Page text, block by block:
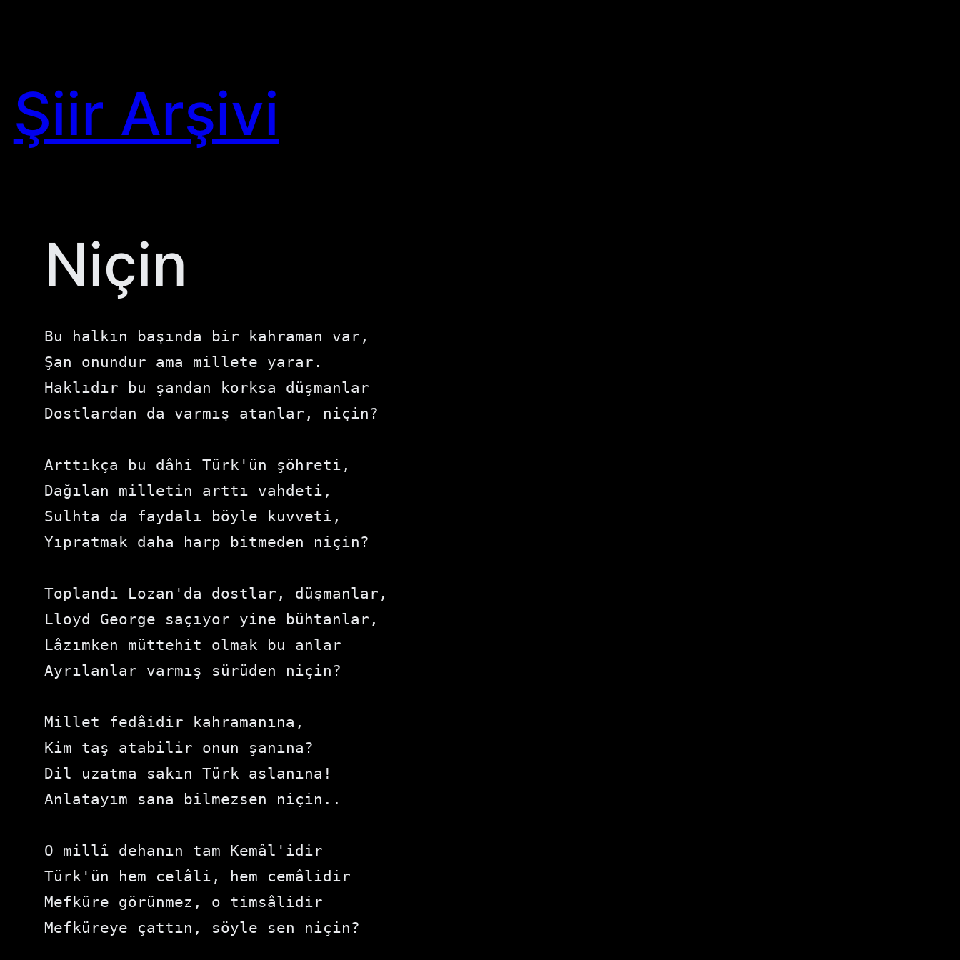
Şiir Arşivi
Niçin
Bu halkın başında bir kahraman var,
Şan onundur ama millete yarar.
Haklıdır bu şandan korksa düşmanlar
Dostlardan da varmış atanlar, niçin?
Arttıkça bu dâhi Türk'ün şöhreti,
Dağılan milletin arttı vahdeti,
Sulhta da faydalı böyle kuvveti,
Yıpratmak daha harp bitmeden niçin?
Toplandı Lozan'da dostlar, düşmanlar,
Lloyd George saçıyor yine bühtanlar,
Lâzımken müttehit olmak bu anlar
Ayrılanlar varmış sürüden niçin?
Millet fedâidir kahramanına,
Kim taş atabilir onun şanına?
Dil uzatma sakın Türk aslanına!
Anlatayım sana bilmezsen niçin..
O millî dehanın tam Kemâl'idir
Türk'ün hem celâli, hem cemâlidir
Mefküre görünmez, o timsâlidir
Mefküreye çattın, söyle sen niçin?